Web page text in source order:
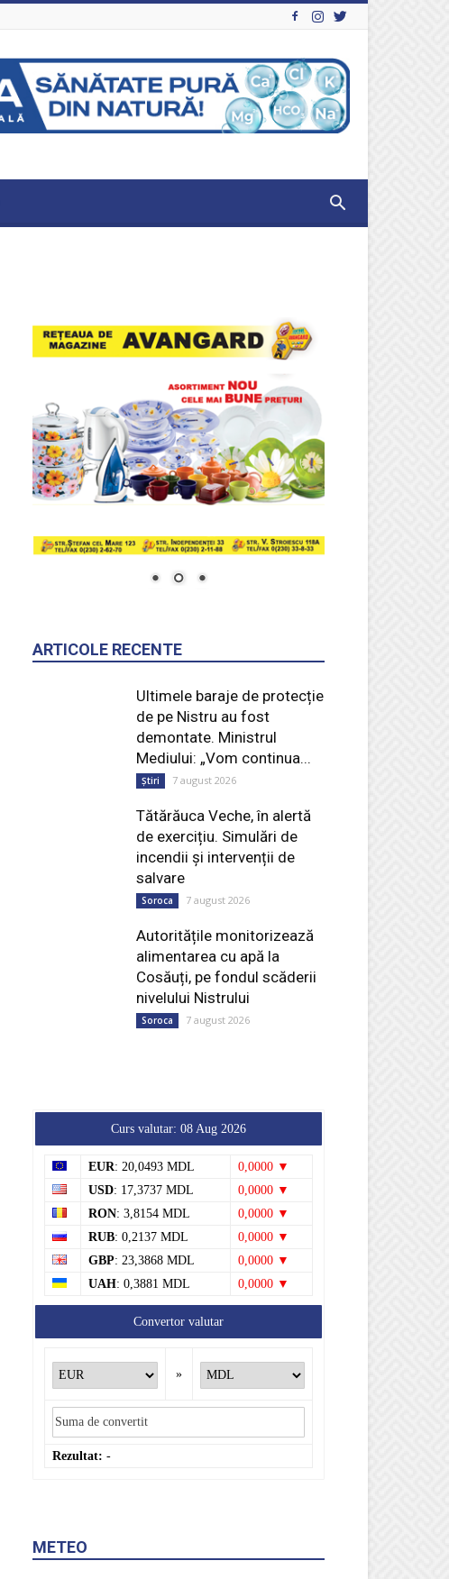
ARTICOLE RECENTE
Ultimele baraje de protecție
de pe Nistru au fost
demontate. Ministrul
Mediului: „Vom continua...
Știri 7 august 2026
Tătărăuca Veche, în alertă
de exercițiu. Simulări de
incendii și intervenții de
salvare
Soroca 7 august 2026
Autoritățile monitorizează
alimentarea cu apă la
Cosăuți, pe fondul scăderii
nivelului Nistrului
Soroca 7 august 2026
Curs valutar: 08 Aug 2026
EUR: 20,0493 MDL
0,0000 ▼
USD: 17,3737 MDL
0,0000 ▼
RON: 3,8154 MDL
0,0000 ▼
RUB: 0,2137 MDL
0,0000 ▼
GBP: 23,3868 MDL
0,0000 ▼
UAH: 0,3881 MDL 0,0000 ▼
Convertor valutar
»
Rezultat: -
METEO